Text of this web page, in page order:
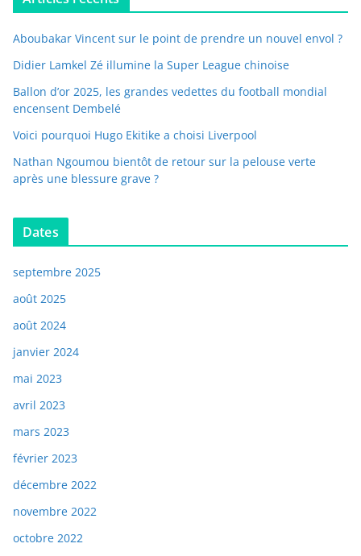
Aboubakar Vincent sur le point de prendre un nouvel envol ?
Didier Lamkel Zé illumine la Super League chinoise
Ballon d’or 2025, les grandes vedettes du football mondial
encensent Dembelé
Voici pourquoi Hugo Ekitike a choisi Liverpool
Nathan Ngoumou bientôt de retour sur la pelouse verte
après une blessure grave ?
Dates
septembre 2025
août 2025
août 2024
janvier 2024
mai 2023
avril 2023
mars 2023
février 2023
décembre 2022
novembre 2022
octobre 2022